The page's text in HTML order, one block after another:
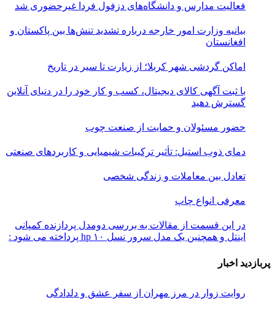
فعالیت مدارس و دانشگاه‌های دزفول فردا غیرحضوری شد
بیانیه وزارت امور خارجه درباره تشدید تنش‌ها بین پاکستان و
افغانستان
اماکن گردشی شهر کربلا؛ از زیارت تا سیر در تاریخ
با ثبت آگهی کالای دیجیتال، کسب و کار خود را در دنیای آنلاین
گسترش دهید
حضور مسئولان و حمایت از صنعت چوب
دمای ذوب استیل: تأثیر ترکیبات شیمیایی و کاربردهای صنعتی
تعادل بین معاملات و زندگی شخصی
معرفی انواع چاپ
در این قسمت از مقالات به بررسی دو‌مدل پردازنده کمپانی
اینتل و همچنین یک مدل سرور نسل ۱۰ hp پرداخته می شود :
پربازدید اخبار
روایت زوار در مرز مهران از سفر عشق و دلدادگی